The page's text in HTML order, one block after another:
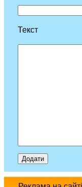
Текст